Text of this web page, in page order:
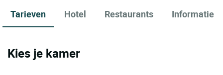
Tarieven Hotel Restaurants Informatie
Kies je kamer